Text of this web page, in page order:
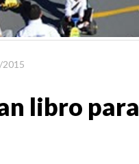
2015
libro